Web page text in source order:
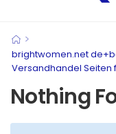
>
brightwomen.net
Versandhandel Seiten
Nothing